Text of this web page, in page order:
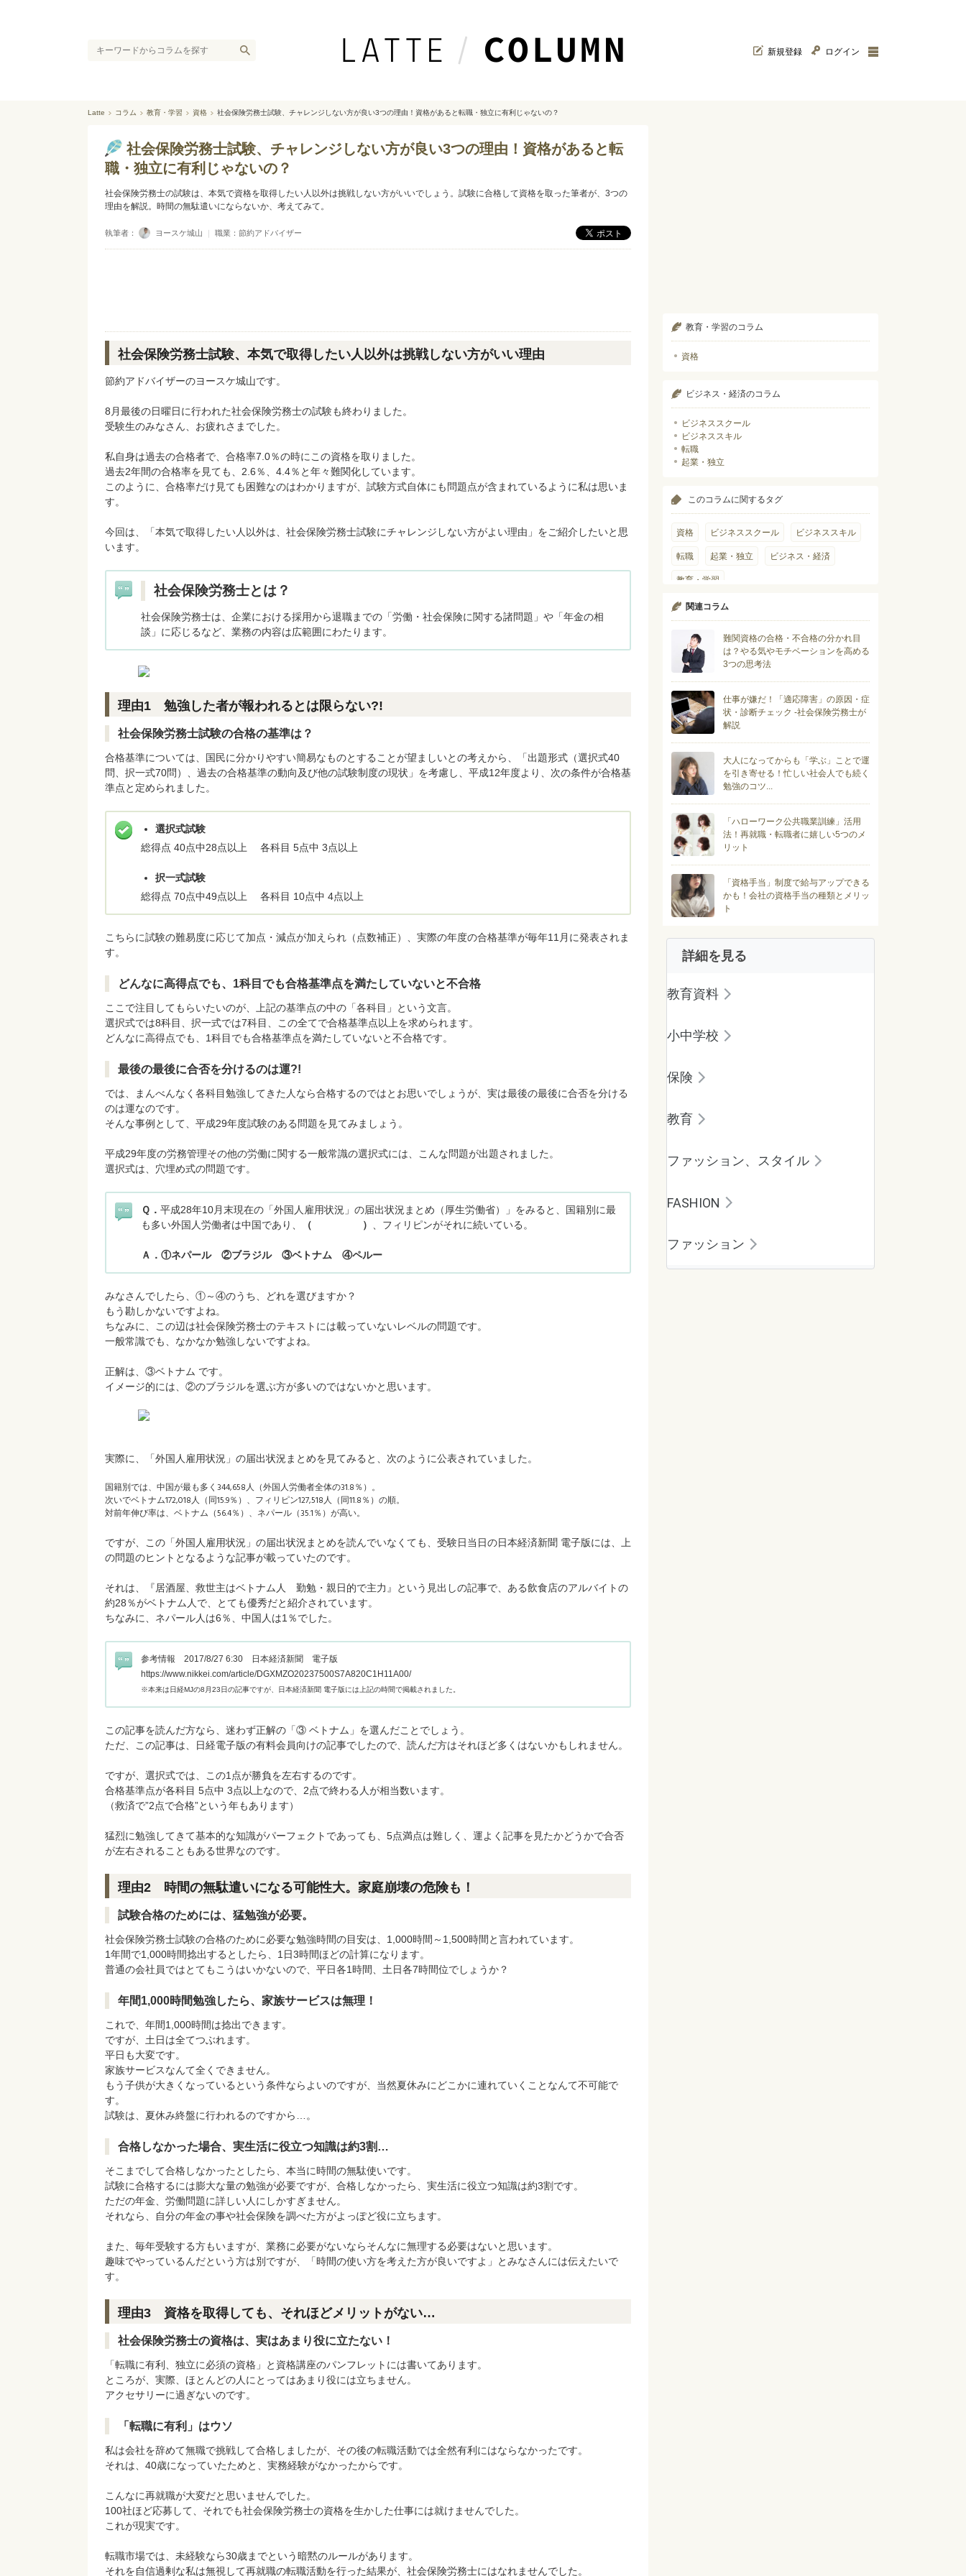
新規登録 ログイン
Latte コラム 教育・学習 資格 社会保険労務士試験、チャレンジしない方が良い3つの理由！資格があると転職・独立に有利じゃないの？
社会保険労務士試験、チャレンジしない方が良い3つの理由！資格があると転
職・独立に有利じゃないの？
社会保険労務士の試験は、本気で資格を取得したい人以外は挑戦しない方がいいでしょう。試験に合格して資格を取った筆者が、3つの
理由を解説。時間の無駄遣いにならないか、考えてみて。
執筆者： ヨースケ城山 ｜ 職業：節約アドバイザー
社会保険労務士試験、本気で取得したい人以外は挑戦しない方がいい理由
節約アドバイザーのヨースケ城山です。
8月最後の日曜日に行われた社会保険労務士の試験も終わりました。
受験生のみなさん、お疲れさまでした。
私自身は過去の合格者で、合格率7.0％の時にこの資格を取りました。
過去2年間の合格率を見ても、2.6％、4.4％と年々難関化しています。
このように、合格率だけ見ても困難なのはわかりますが、試験方式自体にも問題点が含まれているように私は思いま
す。
今回は、「本気で取得したい人以外は、社会保険労務士試験にチャレンジしない方がよい理由」をご紹介したいと思
います。
社会保険労務士とは？
社会保険労務士は、企業における採用から退職までの「労働・社会保険に関する諸問題」や「年金の相
談」に応じるなど、業務の内容は広範囲にわたります。
理由1 勉強した者が報われるとは限らない?!
社会保険労務士試験の合格の基準は？
合格基準については、国民に分かりやすい簡易なものとすることが望ましいとの考えから、「出題形式（選択式40
問、択一式70問）、過去の合格基準の動向及び他の試験制度の現状」を考慮し、平成12年度より、次の条件が合格基
準点と定められました。
選択式試験
総得点 40点中28点以上 各科目 5点中 3点以上
択一式試験
総得点 70点中49点以上 各科目 10点中 4点以上
こちらに試験の難易度に応じて加点・減点が加えられ（点数補正）、実際の年度の合格基準が毎年11月に発表されま
す。
どんなに高得点でも、1科目でも合格基準点を満たしていないと不合格
ここで注目してもらいたいのが、上記の基準点の中の「各科目」という文言。
選択式では8科目、択一式では7科目、この全てで合格基準点以上を求められます。
どんなに高得点でも、1科目でも合格基準点を満たしていないと不合格です。
最後の最後に合否を分けるのは運?!
では、まんべんなく各科目勉強してきた人なら合格するのではとお思いでしょうが、実は最後の最後に合否を分ける
のは運なのです。
そんな事例として、平成29年度試験のある問題を見てみましょう。
平成29年度の労務管理その他の労働に関する一般常識の選択式には、こんな問題が出題されました。
選択式は、穴埋め式の問題です。
Ｑ． 平成28年10月末現在の「外国人雇用状況」の届出状況まとめ（厚生労働省）」をみると、国籍別に最
も多い外国人労働者は中国であり、
（ ） 、フィリピンがそれに続いている。
Ａ．①ネパール ②ブラジル ③ベトナム ④ペルー
みなさんでしたら、①～④のうち、どれを選びますか？
もう勘しかないですよね。
ちなみに、この辺は社会保険労務士のテキストには載っていないレベルの問題です。
一般常識でも、なかなか勉強しないですよね。
正解は、③ベトナム です。
イメージ的には、②のブラジルを選ぶ方が多いのではないかと思います。
実際に、「外国人雇用状況」の届出状況まとめを見てみると、次のように公表されていました。
国籍別では、中国が最も多く344,658人（外国人労働者全体の31.8％）。
次いでベトナム172,018人（同15.9％）、フィリピン127,518人（同11.8％）の順。
対前年伸び率は、ベトナム（56.4％）、ネパール（35.1％）が高い。
ですが、この「外国人雇用状況」の届出状況まとめを読んでいなくても、受験日当日の日本経済新聞 電子版には、上
の問題のヒントとなるような記事が載っていたのです。
それは、『居酒屋、救世主はベトナム人 勤勉・親日的で主力』という見出しの記事で、ある飲食店のアルバイトの
約28％がベトナム人で、とても優秀だと紹介されています。
ちなみに、ネパール人は6％、中国人は1％でした。
参考情報 2017/8/27 6:30 日本経済新聞 電子版
https://www.nikkei.com/article/DGXMZO20237500S7A820C1H11A00/
※本来は日経MJの8月23日の記事ですが、日本経済新聞 電子版には上記の時間で掲載されました。
この記事を読んだ方なら、迷わず正解の「③ ベトナム」を選んだことでしょう。
ただ、この記事は、日経電子版の有料会員向けの記事でしたので、読んだ方はそれほど多くはないかもしれません。
ですが、選択式では、この1点が勝負を左右するのです。
合格基準点が各科目 5点中 3点以上なので、2点で終わる人が相当数います。
（救済で”2点で合格”という年もあります）
猛烈に勉強してきて基本的な知識がパーフェクトであっても、5点満点は難しく、運よく記事を見たかどうかで合否
が左右されることもある世界なのです。
理由2 時間の無駄遣いになる可能性大。家庭崩壊の危険も！
試験合格のためには、猛勉強が必要。
社会保険労務士試験の合格のために必要な勉強時間の目安は、1,000時間～1,500時間と言われています。
1年間で1,000時間捻出するとしたら、1日3時間ほどの計算になります。
普通の会社員ではとてもこうはいかないので、平日各1時間、土日各7時間位でしょうか？
年間1,000時間勉強したら、家族サービスは無理！
これで、年間1,000時間は捻出できます。
ですが、土日は全てつぶれます。
平日も大変です。
家族サービスなんて全くできません。
もう子供が大きくなっているという条件ならよいのですが、当然夏休みにどこかに連れていくことなんて不可能で
す。
試験は、夏休み終盤に行われるのですから…。
合格しなかった場合、実生活に役立つ知識は約3割…
そこまでして合格しなかったとしたら、本当に時間の無駄使いです。
試験に合格するには膨大な量の勉強が必要ですが、合格しなかったら、実生活に役立つ知識は約3割です。
ただの年金、労働問題に詳しい人にしかすぎません。
それなら、自分の年金の事や社会保険を調べた方がよっぽど役に立ちます。
また、毎年受験する方もいますが、業務に必要がないならそんなに無理する必要はないと思います。
趣味でやっているんだという方は別ですが、「時間の使い方を考えた方が良いですよ」とみなさんには伝えたいで
す。
理由3 資格を取得しても、それほどメリットがない…
社会保険労務士の資格は、実はあまり役に立たない！
「転職に有利、独立に必須の資格」と資格講座のパンフレットには書いてあります。
ところが、実際、ほとんどの人にとってはあまり役には立ちません。
アクセサリーに過ぎないのです。
「転職に有利」はウソ
私は会社を辞めて無職で挑戦して合格しましたが、その後の転職活動では全然有利にはならなかったです。
それは、40歳になっていたためと、実務経験がなかったからです。
こんなに再就職が大変だと思いませんでした。
100社ほど応募して、それでも社会保険労務士の資格を生かした仕事には就けませんでした。
これが現実です。
転職市場では、未経験なら30歳までという暗黙のルールがあります。
それを自信過剰な私は無視して再就職の転職活動を行った結果が、社会保険労務士にはなれませんでした。
教育・学習のコラム
資格
ビジネス・経済のコラム
ビジネススクール
ビジネススキル
転職
起業・独立
このコラムに関するタグ
資格 ビジネススクール ビジネススキル
転職 起業・独立 ビジネス・経済
教育・学習
関連コラム
難関資格の合格・不合格の分かれ目
は？やる気やモチベーションを高める
3つの思考法
仕事が嫌だ！「適応障害」の原因・症
状・診断チェック -社会保険労務士が
解説
大人になってからも「学ぶ」ことで運
を引き寄せる！忙しい社会人でも続く
勉強のコツ...
「ハローワーク公共職業訓練」活用
法！再就職・転職者に嬉しい5つのメ
リット
「資格手当」制度で給与アップできる
かも！会社の資格手当の種類とメリッ
ト
詳細を見る
教育資料
小中学校
保険
教育
ファッション、スタイル
FASHION
ファッション